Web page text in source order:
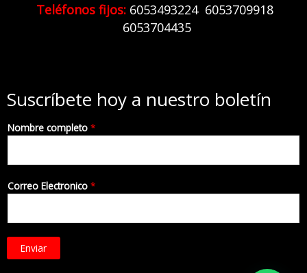
Teléfonos fijos: 6053493224 6053709918
6053704435
Suscríbete hoy a nuestro boletín
Nombre completo *
Correo Electronico *
Enviar